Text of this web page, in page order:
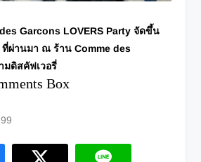
Garcons LOVERS Party จัดขึ้น
ผ่านมา ณ ร้าน Comme des
มดิสคัฟเวอรี่
Box